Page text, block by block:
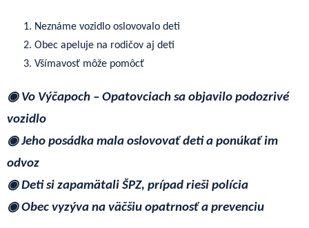
Neznáme vozidlo oslovovalo deti
Obec apeluje na rodičov aj deti
Všímavosť môže pomôcť
◉ Vo Výčapoch – Opatovciach sa objavilo podozrivé
vozidlo
◉ Jeho posádka mala oslovovať deti a ponúkať im
odvoz
◉ Deti si zapamätali ŠPZ, prípad rieši polícia
◉ Obec vyzýva na väčšiu opatrnosť a prevenciu